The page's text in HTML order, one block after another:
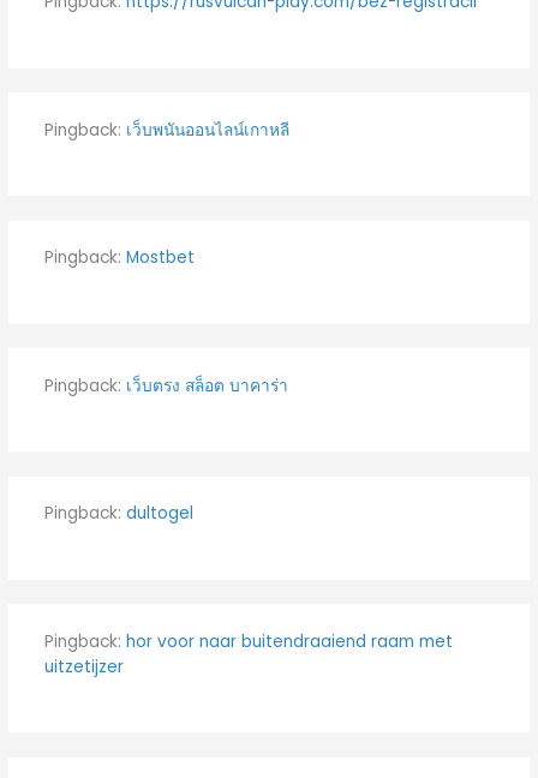
Pingback: เว็บพนันออนไลน์เกาหลี
Pingback: Mostbet
Pingback: เว็บตรง สล็อต บาคาร่า
Pingback: dultogel
Pingback: hor voor naar buitendraaiend raam met
uitzetijzer